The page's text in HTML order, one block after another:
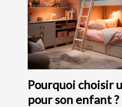
Pourquoi choisir
pour son enfant ?